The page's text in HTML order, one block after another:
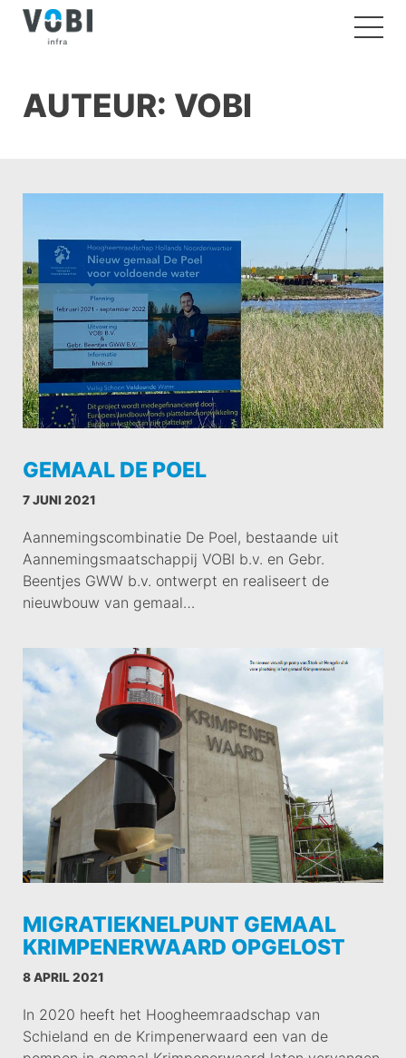
AUTEUR: VOBI
GEMAAL DE POEL
7 JUNI 2021
Aannemingscombinatie De Poel, bestaande uit
Aannemingsmaatschappij VOBI b.v. en Gebr.
Beentjes GWW b.v. ontwerpt en realiseert de
nieuwbouw van gemaal…
MIGRATIEKNELPUNT GEMAAL
KRIMPENERWAARD OPGELOST
8 APRIL 2021
In 2020 heeft het Hoogheemraadschap van
Schieland en de Krimpenerwaard een van de